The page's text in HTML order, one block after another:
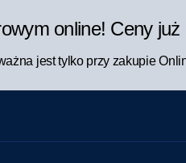
online! Ceny
jest tylko przy zakupie